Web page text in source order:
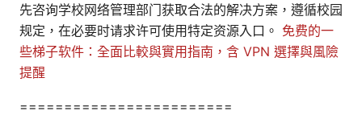
先咨询学校网络管理部门获取合法的解决方案，遵循校园
规定，在必要时请求许可使用特定资源入口。 免费的一
些梯子软件：全面比較與實用指南，含 VPN 選擇與風險
提醒
========================